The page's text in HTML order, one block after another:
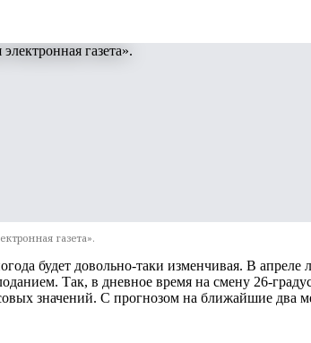
газета».
будет довольно-таки изменчивая. В апреле
Так, в дневное время на смену 26-
значений. С прогнозом на ближайшие два